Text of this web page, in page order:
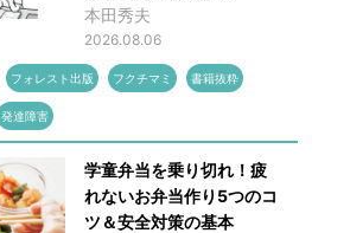
本田秀夫
2026.08.06
フォレスト出版 フクチマミ 書籍抜粋
発達障害
学童弁当を乗り切れ！疲
れないお弁当作り5つのコ
ツ＆安全対策の基本